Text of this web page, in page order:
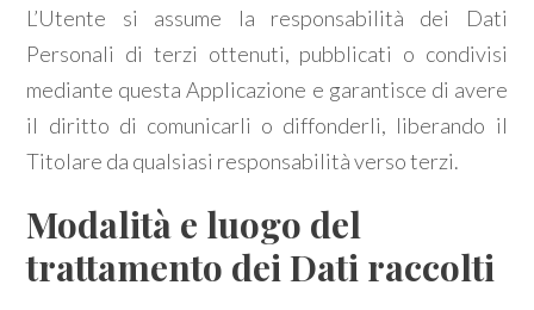
L’Utente si assume la responsabilità dei Dati
Personali di terzi ottenuti, pubblicati o condivisi
mediante questa Applicazione e garantisce di avere
il diritto di comunicarli o diffonderli, liberando il
Titolare da qualsiasi responsabilità verso terzi.
Modalità e luogo del
trattamento dei Dati raccolti
1
2
3
4